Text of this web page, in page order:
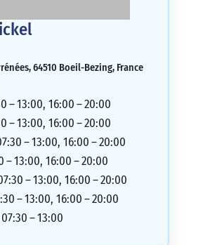
64510 Boeil-Bezing, France
– 13:00, 16:00 – 20:00
– 13:00, 16:00 – 20:00
– 13:00, 16:00 – 20:00
– 13:00, 16:00 – 20:00
– 13:00, 16:00 – 20:00
– 13:00, 16:00 – 20:00
– 13:00